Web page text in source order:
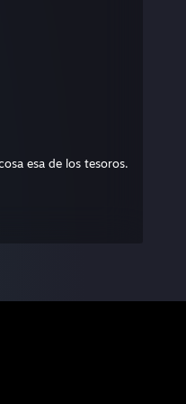
esa de los tesoros.